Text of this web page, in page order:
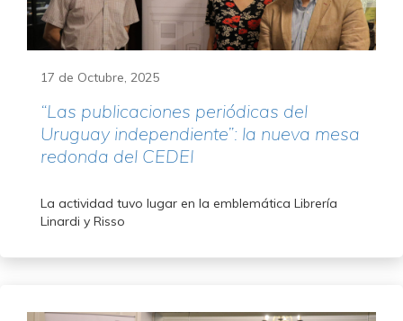
17 de Octubre, 2025
“Las publicaciones periódicas del
Uruguay independiente”: la nueva mesa
redonda del CEDEI
La actividad tuvo lugar en la emblemática Librería
Linardi y Risso